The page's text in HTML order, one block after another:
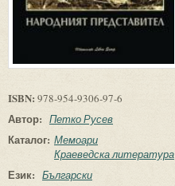
ISBN: 978-954-9306-97-6
Автор: Петко Русев
Каталог: Мемоари
Краеведска литература
Език: Български